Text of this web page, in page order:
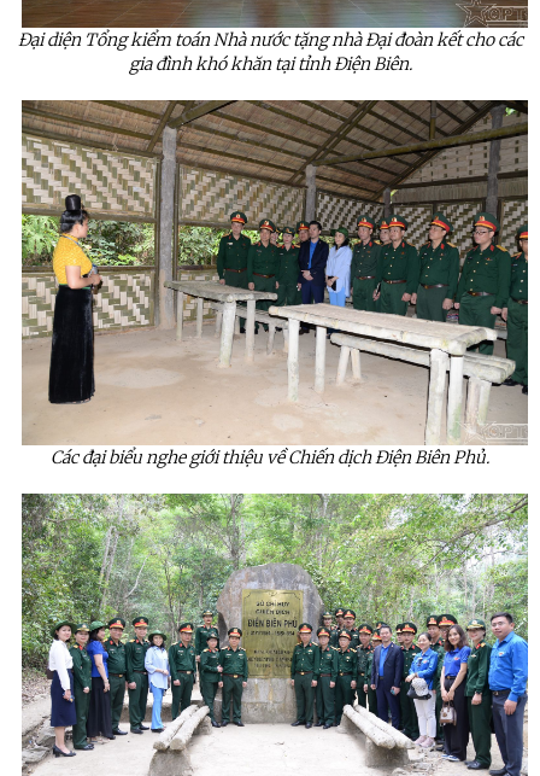
Đại diện Tổng kiểm toán Nhà nước tặng nhà Đại đoàn kết cho các
gia đình khó khăn tại tỉnh Điện Biên.
Các đại biểu nghe giới thiệu về Chiến dịch Điện Biên Phủ.